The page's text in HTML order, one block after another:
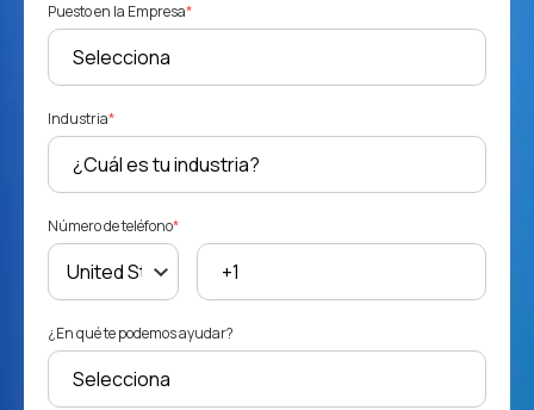
Puesto en la Empresa*
Industria*
Número de teléfono*
¿En qué te podemos ayudar?